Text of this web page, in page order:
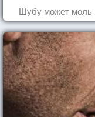
Шубу может моль